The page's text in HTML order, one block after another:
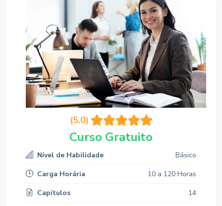
(5.0)
Curso Gratuito
Nível de Habilidade
Básico
Carga Horária
10 a 120 Horas
Capítulos
14